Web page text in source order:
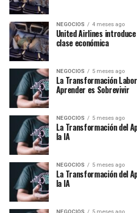
NEGOCIOS 4 meses ago
United Airlines
clase económica
NEGOCIOS 5 meses ago
La Transformación
Aprender es Sobrevivir
NEGOCIOS 5 meses ago
La Transformación del
la IA
NEGOCIOS 5 meses ago
La Transformación del
la IA